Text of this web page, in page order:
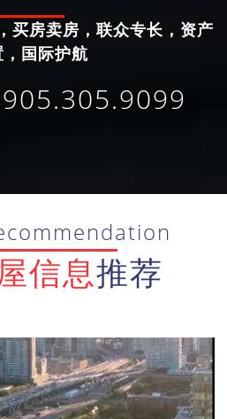
买房卖房，联众专长，资产
，国际护航
信息推荐